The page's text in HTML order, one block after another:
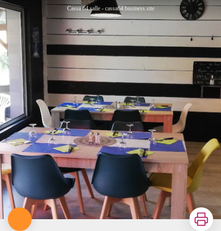
Cassa 64 salle - cassa64.business.site
Imprimer